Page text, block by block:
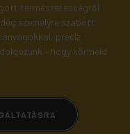
természetességről
személyre szabott
precíz
– hogy körmeid